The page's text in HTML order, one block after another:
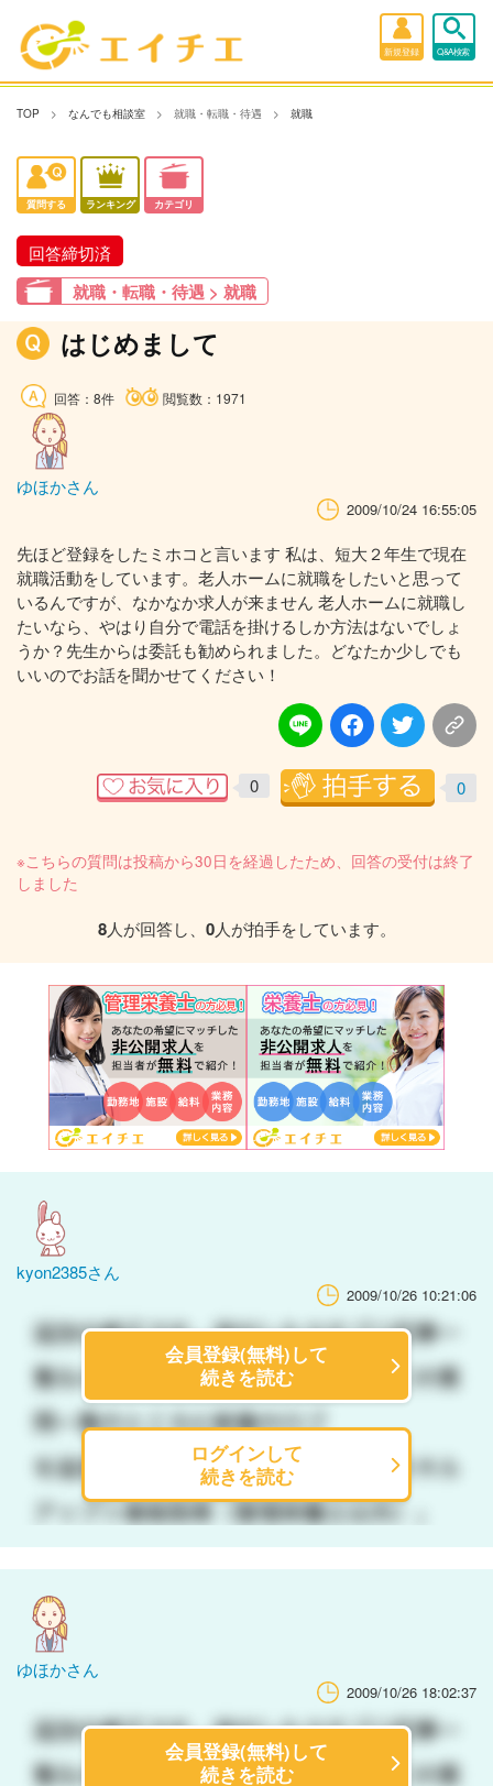
新規登録 Q&A検索
TOP なんでも相談室 就職・転職・待遇 就職
質問する ランキング カテゴリ
回答締切済
就職・転職・待遇 > 就職
はじめまして
回答：8件 閲覧数：1971
ゆほかさん
2009/10/24 16:55:05
先ほど登録をしたミホコと言います 私は、短大２年生で現在
就職活動をしています。老人ホームに就職をしたいと思って
いるんですが、なかなか求人が来ません 老人ホームに就職し
たいなら、やはり自分で電話を掛けるしか方法はないでしょ
うか？先生からは委託も勧められました。どなたか少しでも
いいのでお話を聞かせてください！
0 0
※こちらの質問は投稿から30日を経過したため、回答の受付は終了
しました
8人が回答し、 0人が拍手をしています。
kyon2385さん
2009/10/26 10:21:06
会員登録(無料)して
続きを読む
ログインして
続きを読む
ゆほかさん
2009/10/26 18:02:37
会員登録(無料)して
続きを読む